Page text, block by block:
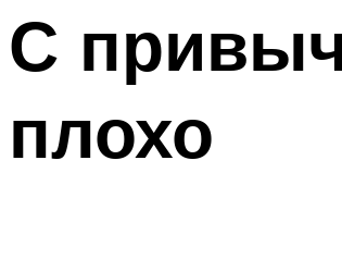
С
плохо